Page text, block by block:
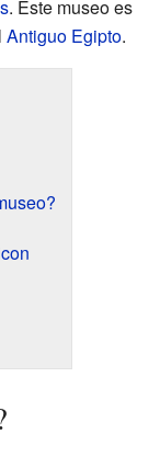
. Este museo es
Antiguo Egipto.